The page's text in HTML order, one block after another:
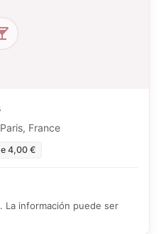
France
4,00 €
La información puede ser